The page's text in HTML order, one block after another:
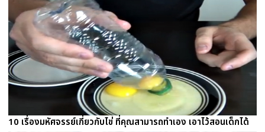
10 เรื่องมหัศจรรย์เกี่ยวกับไข่ ที่คุณสามารถทำเอง เอาไว้สอนเด็กได้